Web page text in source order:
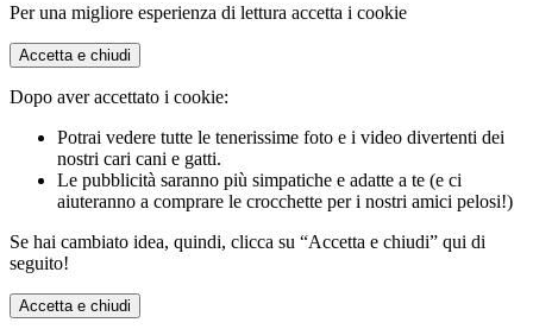
Per una migliore esperienza di lettura accetta i cookie
Accetta e chiudi
Dopo aver accettato i cookie:
Potrai vedere tutte le tenerissime foto e i video divertenti dei
nostri cari cani e gatti.
Le pubblicità saranno più simpatiche e adatte a te (e ci
aiuteranno a comprare le crocchette per i nostri amici pelosi!)
Se hai cambiato idea, quindi, clicca su “Accetta e chiudi” qui di
seguito!
Accetta e chiudi